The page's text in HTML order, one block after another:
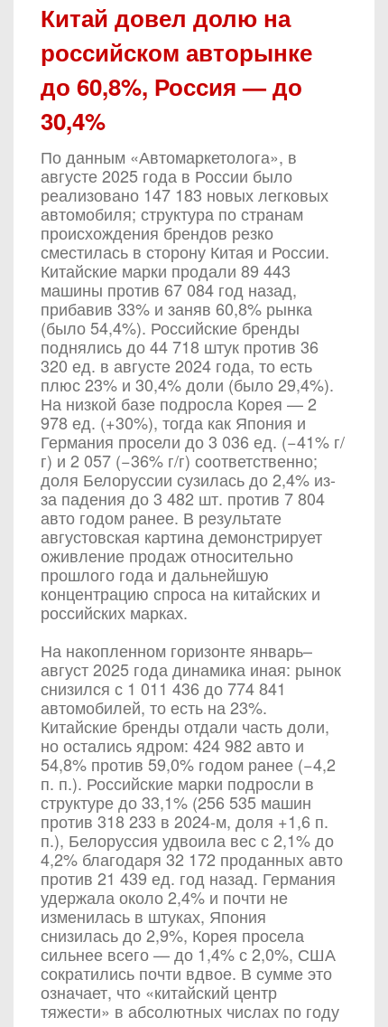
Китай довел долю на
российском авторынке
до 60,8%, Россия — до
30,4%
По данным «Автомаркетолога», в
августе 2025 года в России было
реализовано 147 183 новых легковых
автомобиля; структура по странам
происхождения брендов резко
сместилась в сторону Китая и России.
Китайские марки продали 89 443
машины против 67 084 год назад,
прибавив 33% и заняв 60,8% рынка
(было 54,4%). Российские бренды
поднялись до 44 718 штук против 36
320 ед. в августе 2024 года, то есть
плюс 23% и 30,4% доли (было 29,4%).
На низкой базе подросла Корея — 2
978 ед. (+30%), тогда как Япония и
Германия просели до 3 036 ед. (−41% г/
г) и 2 057 (−36% г/г) соответственно;
доля Белоруссии сузилась до 2,4% из-
за падения до 3 482 шт. против 7 804
авто годом ранее. В результате
августовская картина демонстрирует
оживление продаж относительно
прошлого года и дальнейшую
концентрацию спроса на китайских и
российских марках.
На накопленном горизонте январь–
август 2025 года динамика иная: рынок
снизился с 1 011 436 до 774 841
автомобилей, то есть на 23%.
Китайские бренды отдали часть доли,
но остались ядром: 424 982 авто и
54,8% против 59,0% годом ранее (−4,2
п. п.). Российские марки подросли в
структуре до 33,1% (256 535 машин
против 318 233 в 2024-м, доля +1,6 п.
п.), Белоруссия удвоила вес с 2,1% до
4,2% благодаря 32 172 проданных авто
против 21 439 ед. год назад. Германия
удержала около 2,4% и почти не
изменилась в штуках, Япония
снизилась до 2,9%, Корея просела
сильнее всего — до 1,4% с 2,0%, США
сократились почти вдвое. В сумме это
означает, что «китайский центр
тяжести» в абсолютных числах по году